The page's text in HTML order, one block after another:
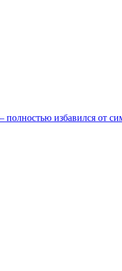
избавился от